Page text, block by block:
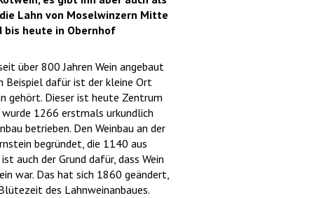
Lahn von Moselwinzern Mitte
bis heute in Obernhof
über 800 Jahren Wein angebaut
Beispiel dafür ist der kleine Ort
gehört. Dieser ist heute Zentrum
wurde 1266 erstmals urkundlich
betrieben. Den Weinbau an der
begründet, die 1140 aus
auch der Grund dafür, dass Wein
war. Das hat sich 1860 geändert,
des Lahnweinanbaues.